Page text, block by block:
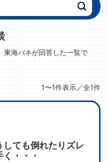
東海バネが回答した一覧で
1〜1件表示／全1件
ても倒れたりズレ
・・・